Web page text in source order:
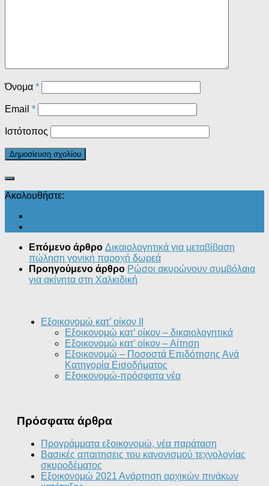
Όνομα *
Email *
Ιστότοπος
Ακολουθήστε:
Επόμενο άρθρο Δικαιολογητικά για μεταβίβαση
πώληση γονική παροχή δωρεά
Προηγούμενο άρθρο Ρώσοι ακυρώνουν συμβόλαια
για ακίνητα στη Χαλκιδική
Εξοικονομώ κατ’ οίκον II
Εξοικονομώ κατ’ οίκον – δικαιολογητικά
Εξοικονομώ κατ’ οίκον – Αίτηση
Εξοικονομώ – Ποσοστά Επιδότησης Ανά
Κατηγορία Εισοδήματος
Εξοικονομώ-πρόσφατα νέα
Πρόσφατα άρθρα
Προγράμματα εξοικονομώ, νέα παράταση
Βασικές απαιτησεις του κανονισμού τεχνολογίας
σκυροδέματος
Εξοικονομώ 2021 Ανάρτηση αρχικών πινάκων